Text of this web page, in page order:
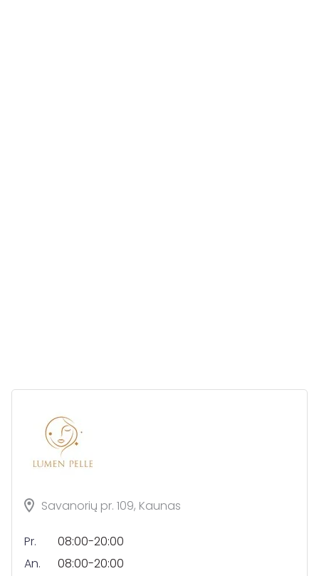
Savanorių pr. 109, Kaunas
Pr.
08:00-20:00
An.
08:00-20:00